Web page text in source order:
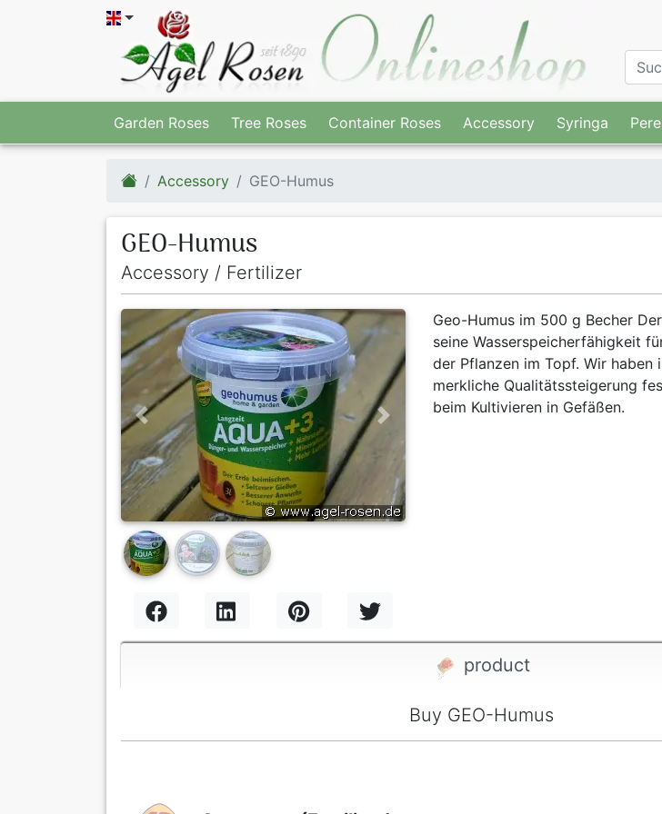
Garden Roses Tree Roses Container Roses Accessory Syringa
Accessory GEO-Humus
GEO-Humus
Accessory / Fertilizer
Previous Next
Geo-Humus im 500 g Becher
seine Wasserspeicherfähigkeit
der Pflanzen im Topf. Wir haben
merkliche Qualitätssteigerung
beim Kultivieren in Gefäßen.
product
Buy GEO-Humus